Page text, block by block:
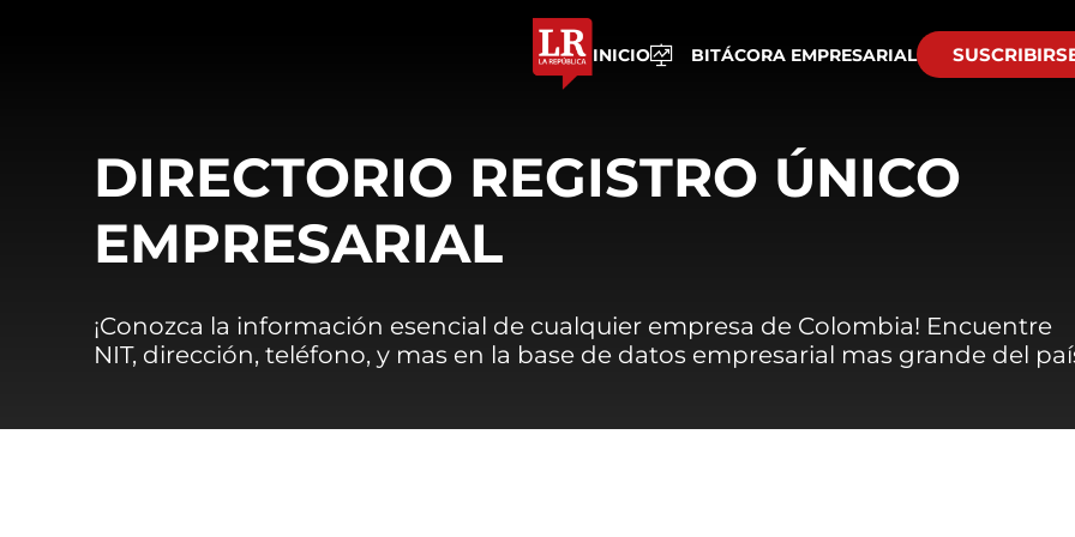
INICIO BITÁCORA EMPRESARIAL
DIRECTORIO REGISTRO ÚNICO
EMPRESARIAL
¡Conozca la información esencial de cualquier empresa de Colombia! Encuentre
NIT, dirección, teléfono, y mas en la base de datos empresarial mas grande del